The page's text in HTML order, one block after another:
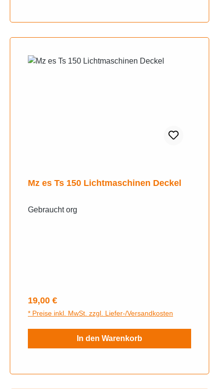
Mz es Ts 150 Lichtmaschinen Deckel
Gebraucht org
Regulärer Preis:
19,00 €
* Preise inkl. MwSt. zzgl. Liefer-/Versandkosten
In den Warenkorb